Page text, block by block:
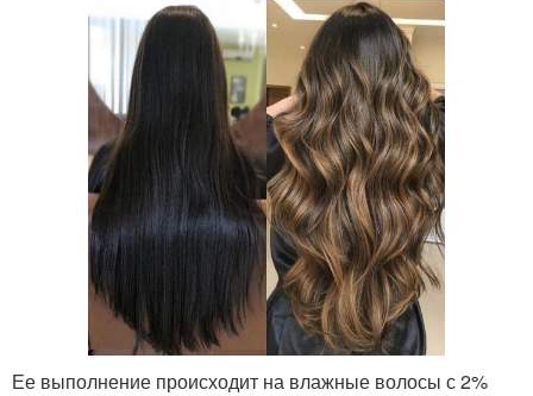
Ее выполнение происходит на влажные волосы с 2%